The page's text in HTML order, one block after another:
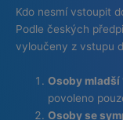
Kdo nesmí vstoupit
Podle českých
vyloučeny z vstupu
Osoby mladší
povoleno
Osoby se